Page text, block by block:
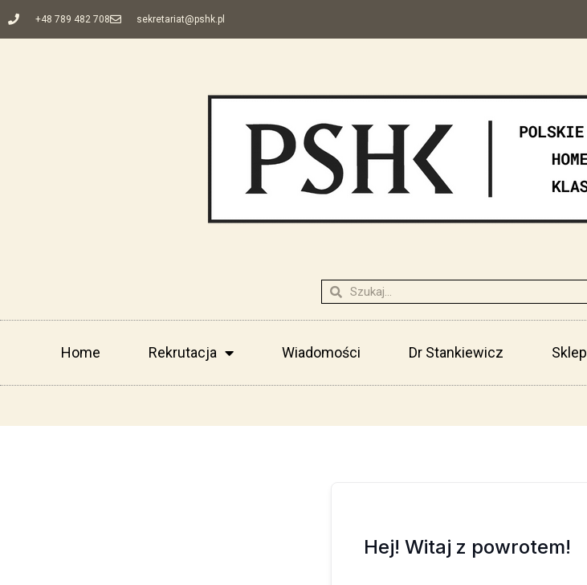
+48 789 482 708 sekretariat@pshk.pl
Home Rekrutacja Wiadomości Dr Stankiewicz Sklep
Hej! Witaj z powrotem!